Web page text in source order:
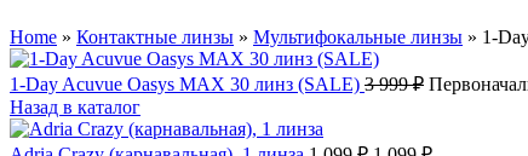
Home » Контактные линзы » Мультифокальные линзы » 1-
1-Day Acuvue Oasys MAX 30 линз (SALE) 3 999₽
Назад в каталог